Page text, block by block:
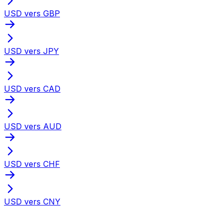
USD vers GBP
USD vers JPY
USD vers CAD
USD vers AUD
USD vers CHF
USD vers CNY